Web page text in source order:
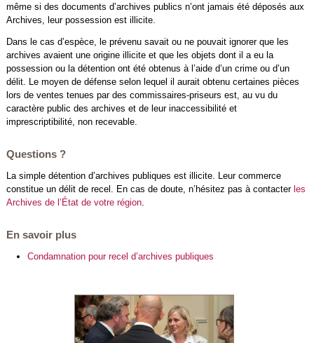
même si des documents d’archives publics n’ont jamais été déposés aux
Archives, leur possession est illicite.
Dans le cas d’espèce, le prévenu savait ou ne pouvait ignorer que les
archives avaient une origine illicite et que les objets dont il a eu la
possession ou la détention ont été obtenus à l’aide d’un crime ou d’un
délit. Le moyen de défense selon lequel il aurait obtenu certaines pièces
lors de ventes tenues par des commissaires-priseurs est, au vu du
caractère public des archives et de leur inaccessibilité et
imprescriptibilité, non recevable.
Questions ?
La simple détention d’archives publiques est illicite. Leur commerce
constitue un délit de recel. En cas de doute, n’hésitez pas à contacter les
Archives de l’État de votre région.
En savoir plus
Condamnation pour recel d’archives publiques